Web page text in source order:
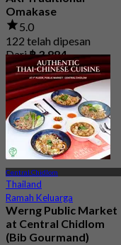
Omakase
5.0
122 telah dipesan
Dari฿ 3,884
Central Chidlom
Thailand
Ramah Keluarga
Werng Public Market
at Central Chidlom
(Bib Gourmand)